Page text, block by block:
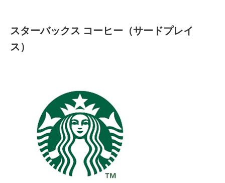
スターバックス コーヒー（サードプレイ
ス）